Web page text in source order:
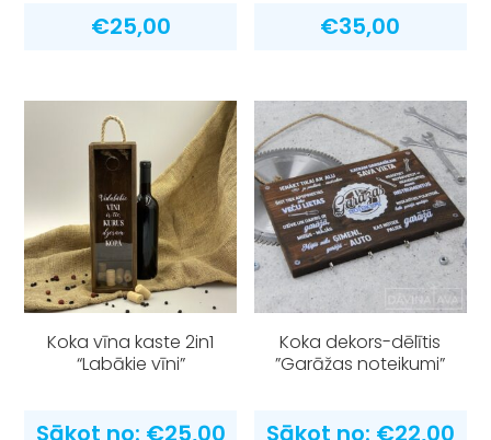
€25,00 €35,00
Koka vīna kaste 2in1
“Labākie vīni”
Sākot no: €25,00
Koka dekors-dēlītis
”Garāžas noteikumi”
Sākot no: €22,00